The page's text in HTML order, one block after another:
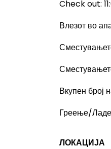
Check out:
Влезот во
Вкупен број
Греење/
ЛОКАЦИЈА